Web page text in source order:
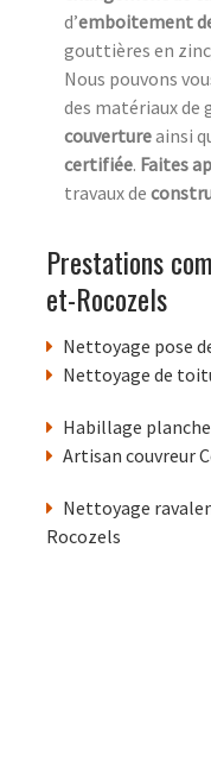
d’emboitement
gouttières en
Nous pouvons
des matériaux de
couvertureainsi
certifiée. Faites
travaux de
Prestations
et-Rocozels
Nettoyage pose
Nettoyage de
Habillage
Artisan couvreur
Nettoyage
Rocozels